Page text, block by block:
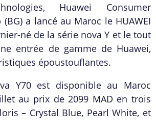
Huawei Consumer
a lancé au Maroc le HUAWEI
né de la série nova Y et le tout
entrée de gamme de Huawei,
époustouflantes.
Y70 est disponible au Maroc
au prix de 2099 MAD en trois
– Crystal Blue, Pearl White, et